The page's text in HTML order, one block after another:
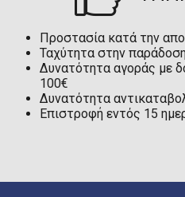
Προστασία κατά την
Ταχύτητα στην
Δυνατότητα αγοράς με
100€
Δυνατότητα
Επιστροφή εντός 15